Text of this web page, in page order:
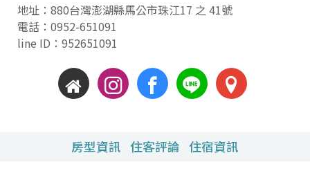
地址：880台灣澎湖縣馬公市珠江17 之 41號
電話： 0952-651091
line ID：952651091
房型資訊 住客評論 住宿資訊